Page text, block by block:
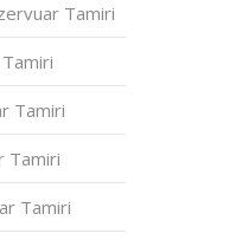
Tamiri
Tamiri
Tamiri
Tamiri